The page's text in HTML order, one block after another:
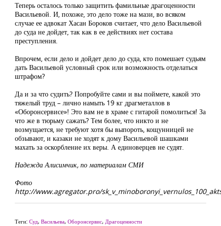
Теперь осталось только защитить фамильные драгоценности
Васильевой. И, похоже, это дело тоже на мази, во всяком
случае ее адвокат Хасан Бороков считает, что дело Васильевой
до суда не дойдет, так как в ее действиях нет состава
преступления.
Впрочем, если дело и дойдет дело до суда, кто помешает судьям
дать Васильевой условный срок или возможность отделаться
штрафом?
Да и за что судить? Попробуйте сами и вы поймете, какой это
тяжелый труд – лично намыть 19 кг драгметаллов в
«Оборонсервисе»! Это вам не в храме с гитарой помолиться! За
что же в тюрьму сажать? Тем более, что никто и не
возмущается, не требуют хотя бы выпороть, кощунницей не
обзывают, и казаки не ходят к дому Васильевой шашками
махать за оскорбление их веры. А единоверцев не судят.
Надежда Алисимчик, по материалам СМИ
Фото
http://www.agregator.pro/
Теги: Суд, Васильева, Оборонсервис, Драгоценности